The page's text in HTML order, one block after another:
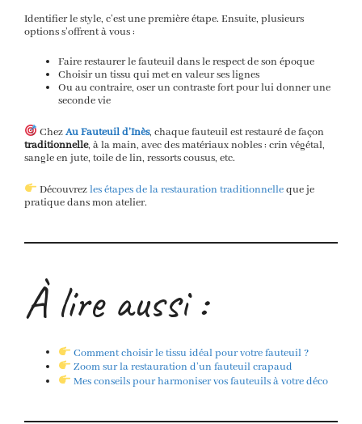
Identifier le style, c’est une première étape. Ensuite, plusieurs
options s’offrent à vous :
Faire restaurer le fauteuil dans le respect de son époque
Choisir un tissu qui met en valeur ses lignes
Ou au contraire, oser un contraste fort pour lui donner une
seconde vie
ChezAu Fauteuil d’Inès, chaque fauteuil est restauré de façon
traditionnelle, à la main, avec des matériaux nobles : crin végétal,
sangle en jute, toile de lin, ressorts cousus, etc.
Découvrezles étapes de la restauration traditionnelleque je
pratique dans mon atelier.
À lire aussi :
Comment choisir le tissu idéal pour votre fauteuil ?
Zoom sur la restauration d’un fauteuil crapaud
Mes conseils pour harmoniser vos fauteuils à votre déco